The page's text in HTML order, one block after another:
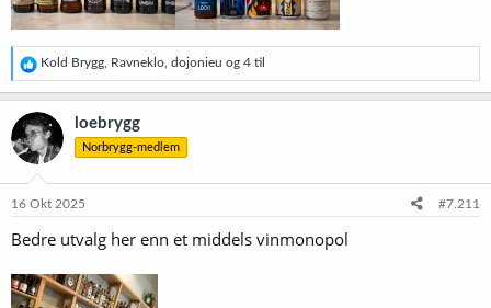
R
e
a
k
s
j
o
e
:
Kold Brygg Ravneklo dojonieu og 4 til
loebrygg
Norbrygg-medlem
16 Okt 2025 #7.211
Bedre utvalg her enn et middels vinmonopol